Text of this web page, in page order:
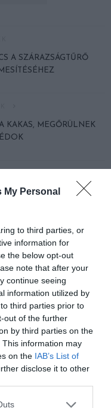
My Personal
to third parties, or
information for
the below opt-out
note that after your
continue seeing
information utilized by
third parties prior to
out of the further
by third parties on the
This information may
on the IAB’s List of
disclose it to other
one or more Google
A SZÁRAZSÁGTŰRŐ
KAKAS, MEGŐRÜLNEK
NEM CSAK
HALAKBÓL ÁLL: MOST
ISMERETLEN